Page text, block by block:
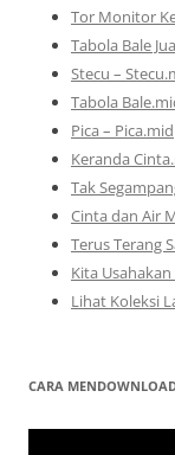
Tor Monitor
Tabola Bale
Stecu –
Tabola
Pica – Pica.mid
Keranda
Tak
Cinta dan Air
Terus Terang
Kita
Lihat Koleksi
CARA